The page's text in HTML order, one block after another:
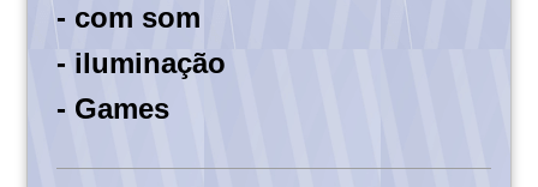
- com som
- iluminação
- Games